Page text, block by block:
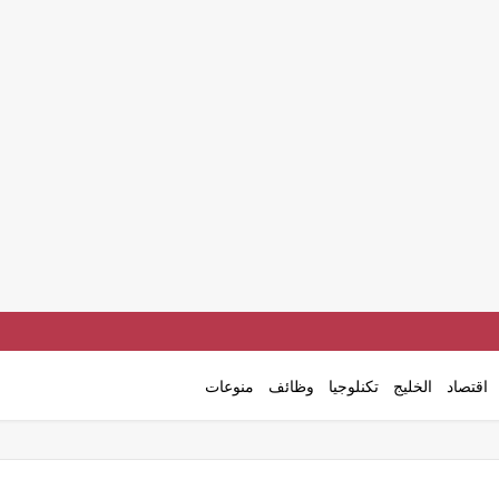
اقتصاد الخليج تكنلوجيا وظائف منوعات